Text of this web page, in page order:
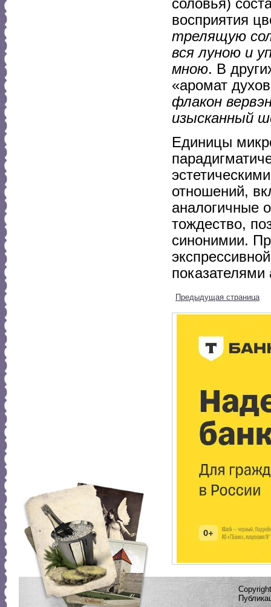
соловья)
восприятия
трелящую
вся луною и
мною. В
«аромат
флакон
изысканный
Единицы
отношений,
аналогичные
тождество,
синонимии.
Предыдущая страница